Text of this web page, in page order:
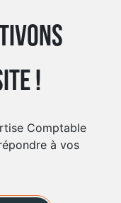
!
Comptable
à vos